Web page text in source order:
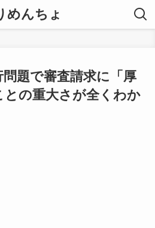
めんちょ
題で審査請求に「厚
の重大さが全くわか